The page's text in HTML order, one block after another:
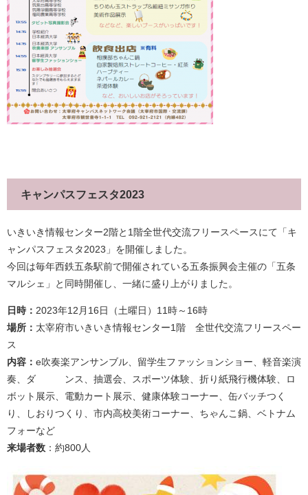
キャンパスフェスタ2023
いきいき情報センター2階と1階全世代交流フリースペースにて「キ
ャンパスフェスタ2023」を開催しました。
今回は毎年西鉄五条駅前で開催されている五条振興会主催の「五条
マルシェ」と同時開催し、一緒に盛り上がりました。
日時： 2023年12月16日（土曜日）11時～16時
場所： 太宰府市いきいき情報センター1階 全世代交流フリースペー
ス
内容： e吹奏楽アンサンブル、留学生ファッションショー、軽音楽演
奏、ダ ンス、抽選会、スポーツ体験、折り紙飛行機体験、ロ
ボット展示、電動カート展示、健康体験コーナー、缶バッチつく
り、しおりつくり、市内高校美術コーナー、ちゃんこ鍋、ベトナム
フォー​など
来場者数 ：約800人